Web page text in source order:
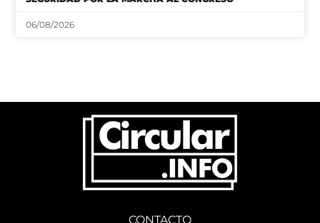
06/08/2026
CONTACTO